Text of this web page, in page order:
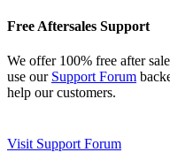
Free Aftersales Support
We offer 100% free after
use our Support Forum
help our customers.
Visit Support Forum